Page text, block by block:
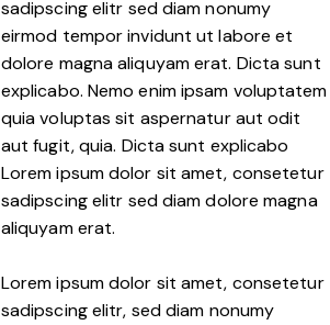
sadipscing elitr sed diam nonumy
eirmod tempor invidunt ut labore et
dolore magna aliquyam erat. Dicta sunt
explicabo. Nemo enim ipsam voluptatem
quia voluptas sit aspernatur aut odit
aut fugit, quia. Dicta sunt explicabo
Lorem ipsum dolor sit amet, consetetur
sadipscing elitr sed diam dolore magna
aliquyam erat.
Lorem ipsum dolor sit amet, consetetur
sadipscing elitr, sed diam nonumy